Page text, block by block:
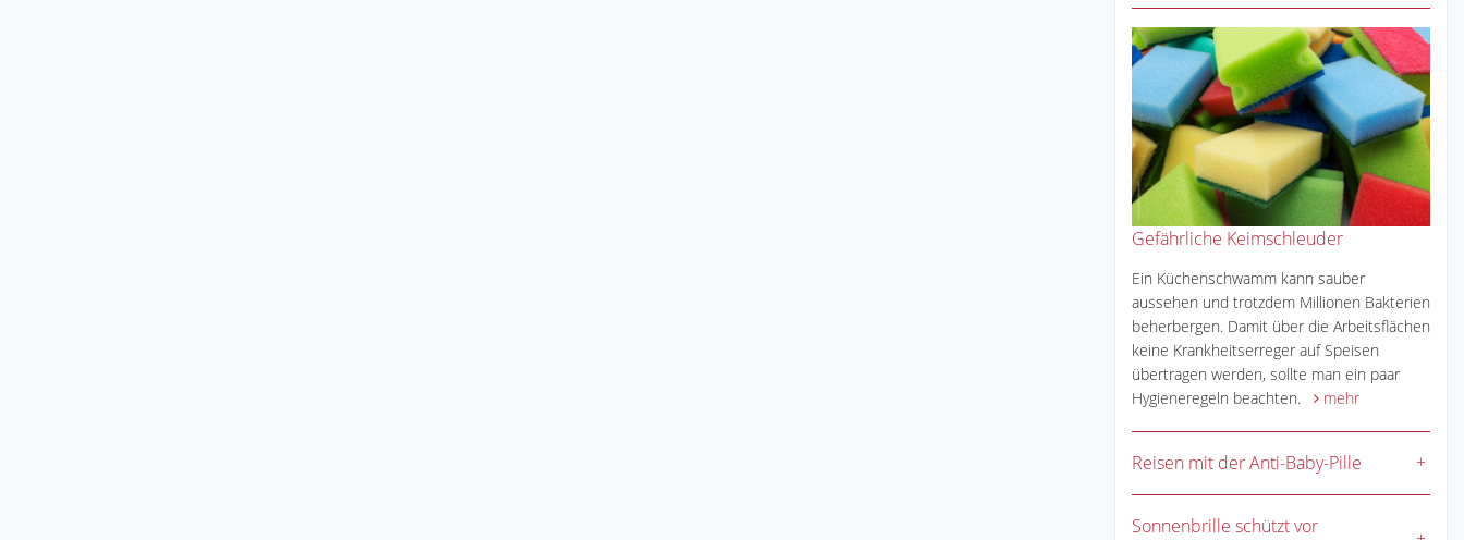
Gefährliche Keimschleuder
Ein Küchenschwamm kann sauber
aussehen und trotzdem Millionen Bakterien
beherbergen. Damit über die Arbeitsflächen
keine Krankheitserreger auf Speisen
übertragen werden, sollte man ein paar
Hygieneregeln beachten.
mehr
Reisen mit der Anti-Baby-Pille
Sonnenbrille schützt vor